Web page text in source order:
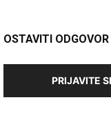
OSTAVITI ODGOVOR
PRIJAVITE